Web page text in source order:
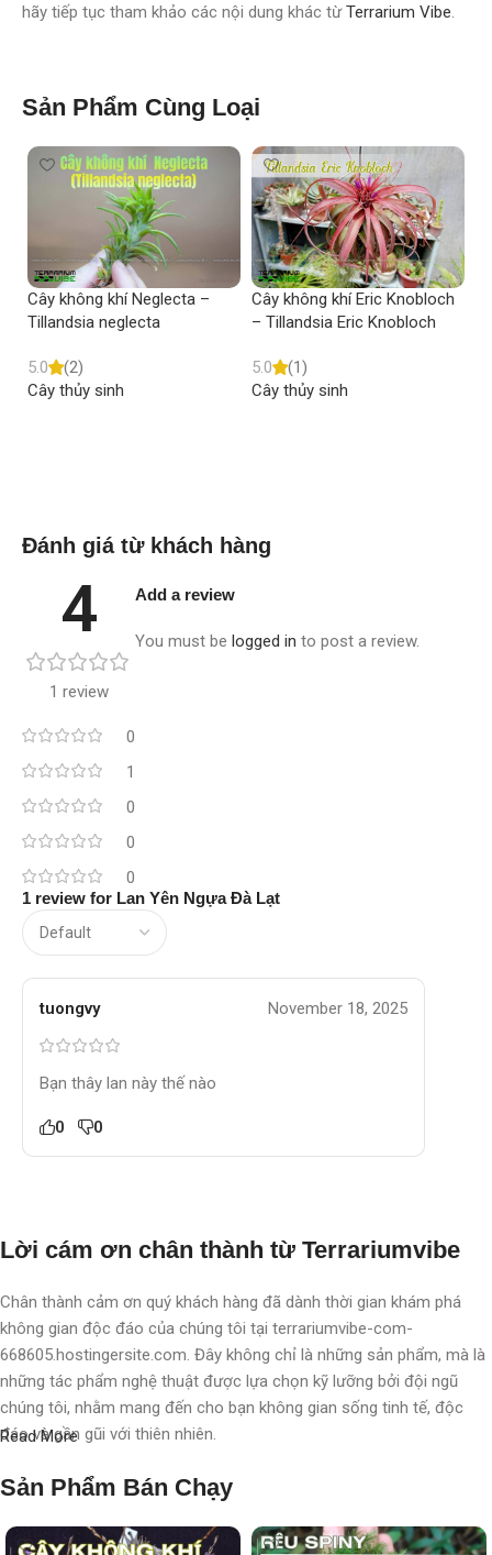
hãy tiếp tục tham khảo các nội dung khác từTerrarium Vibe.
Sản Phẩm Cùng Loại
Cây không khí Neglecta –
Tillandsia neglecta
5.0
(2)
Cây thủy sinh
Cây không khí Eric Knobloch
– Tillandsia Eric Knobloch
5.0
(1)
Cây thủy sinh
Đánh giá từ khách hàng
4
1 review
0
1
0
0
0
1 review for Lan Yên Ngựa Đà Lạt
tuongvy November 18, 2025
Bạn thây lan này thế nào
0 0
Add a review
You must be logged in to post a review.
Lời cám ơn chân thành từ Terrariumvibe
Chân thành cảm ơn quý khách hàng đã dành thời gian khám phá
không gian độc đáo của chúng tôi tại terrariumvibe-com-
668605.hostingersite.com. Đây không chỉ là những sản phẩm, mà là
những tác phẩm nghệ thuật được lựa chọn kỹ lưỡng bởi đội ngũ
chúng tôi, nhằm mang đến cho bạn không gian sống tinh tế, độc
đáo và gần gũi với thiên nhiên.
Với chúng tôi, terrarium không chỉ là nghệ thuật, mà còn là một triết
chúng tôi chăm chút, chắp cánh cho từng không gian, từng cá nhân.
Read More
Sản Phẩm Bán Chạy